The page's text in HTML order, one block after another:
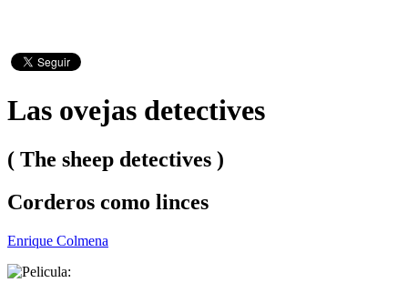
Las ovejas detectives
( The sheep detectives )
Corderos como linces
Enrique Colmena